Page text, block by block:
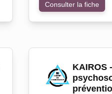
Consulter la fiche
KAIROS